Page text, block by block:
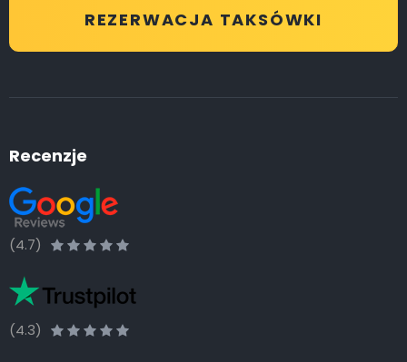
REZERWACJA TAKSÓWKI
Recenzje
(4.7)
(4.3)